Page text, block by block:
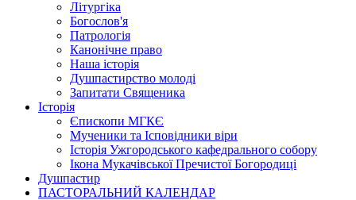
Літургіка
Богослов'я
Патрологія
Канонічне право
Наша історія
Душпастирство молоді
Запитати Священика
Історія
Єпископи МГКЄ
Мученики та Ісповідники віри
Історія Ужгородського кафедрального собору
Ікона Мукачівської Пречистої Богородиці
Душпастир
ПАСТОРАЛЬНИЙ КАЛЕНДАР